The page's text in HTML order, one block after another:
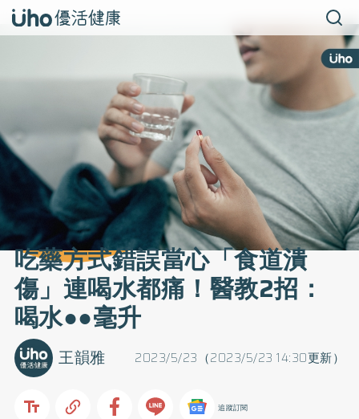
吃藥方式錯誤當心「食道潰
傷」連喝水都痛！醫教2招：
喝水●●毫升
2023/5/23（2023/5/23 14:30更新）
王韻雅
追蹤訂閱